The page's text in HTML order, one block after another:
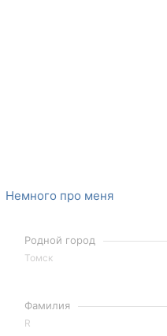
Немного про меня
Родной город
Томск
Фамилия
R